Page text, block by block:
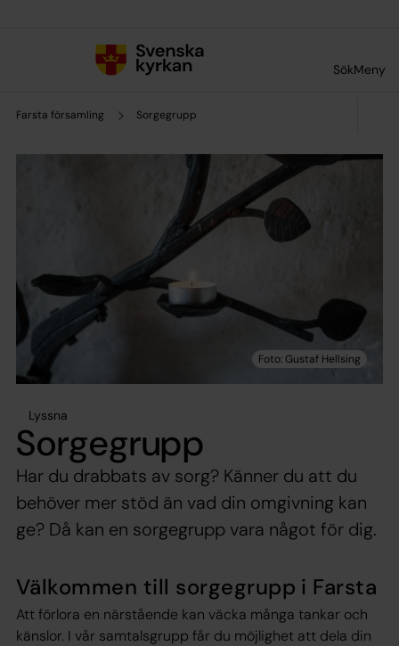
SökMeny
Farsta församling Sorgegrupp
Lyssna
Sorgegrupp
Har du drabbats av sorg? Känner du att du
behöver mer stöd än vad din omgivning kan
ge? Då kan en sorgegrupp vara något för dig.
Välkommen till sorgegrupp i Farsta
Att förlora en närstående kan väcka många tankar och
känslor. I vår samtalsgrupp får du möjlighet att dela din